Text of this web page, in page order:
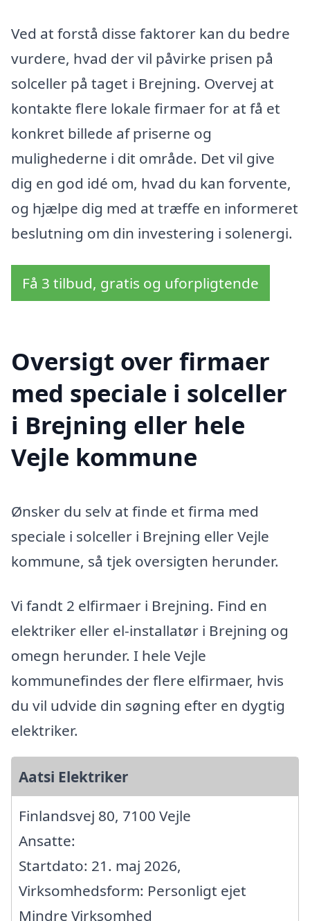
Ved at forstå disse faktorer kan du bedre
vurdere, hvad der vil påvirke prisen på
solceller på taget i Brejning. Overvej at
kontakte flere lokale firmaer for at få et
konkret billede af priserne og
mulighederne i dit område. Det vil give
dig en god idé om, hvad du kan forvente,
og hjælpe dig med at træffe en informeret
beslutning om din investering i solenergi.
Få 3 tilbud, gratis og uforpligtende
Oversigt over firmaer
med speciale i solceller
i Brejning eller hele
Vejle kommune
Ønsker du selv at finde et firma med
speciale i solceller i Brejning eller Vejle
kommune, så tjek oversigten herunder.
Vi fandt 2 elfirmaer i Brejning. Find en
elektriker eller el-installatør i Brejning og
omegn herunder. I hele Vejle
kommunefindes der flere elfirmaer, hvis
du vil udvide din søgning efter en dygtig
elektriker.
Aatsi Elektriker
Finlandsvej 80, 7100 Vejle
Ansatte:
Startdato: 21. maj 2026,
Virksomhedsform: Personligt ejet
Mindre Virksomhed